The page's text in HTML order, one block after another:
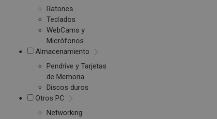
Ratones
Teclados
WebCams y
Micrófonos
Almacenamiento
Pendrive y Tarjetas
de Memoria
Discos duros
Otros PC
Networking